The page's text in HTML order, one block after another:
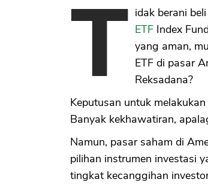
T idak berani
ETF Index
yang aman,
ETF di pasar
Reksadana?
Keputusan untuk
Banyak kekhawatiran,
Namun, pasar saham di
pilihan instrumen investasi
tingkat kecanggihan